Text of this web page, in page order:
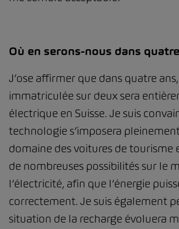
Où en serons-nous dans
J’ose affirmer que dans quatre
immatriculée sur deux sera
électrique en Suisse. Je suis
technologie s’imposera
domaine des voitures de tourisme
de nombreuses possibilités sur le
l’électricité, afin que l’énergie
correctement. Je suis également
situation de la recharge évoluera